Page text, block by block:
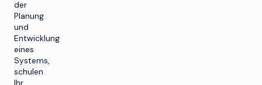
der
Planung
und
Entwicklung
eines
Systems,
schulen
Ihr